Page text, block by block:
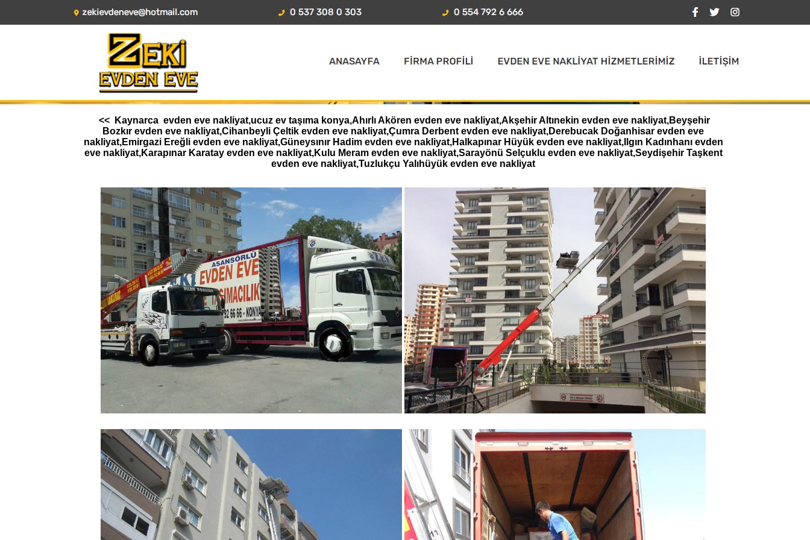
<< Kaynarca evden eve nakliyat,ucuz ev taşıma konya,Ahırlı Akören evden eve nakliyat,Akşehir Altınekin evden eve nakliyat,Beyşehir
Bozkır evden eve nakliyat,Cihanbeyli Çeltik evden eve nakliyat,Çumra Derbent evden eve nakliyat,Derebucak Doğanhisar evden eve
nakliyat,Emirgazi Ereğli evden eve nakliyat,Güneysınır Hadim evden eve nakliyat,Halkapınar Hüyük evden eve nakliyat,Ilgın Kadınhanı evden
eve nakliyat,Karapınar Karatay evden eve nakliyat,Kulu Meram evden eve nakliyat,Sarayönü Selçuklu evden eve nakliyat,Seydişehir Taşkent
evden eve nakliyat,Tuzlukçu Yalıhüyük evden eve nakliyat